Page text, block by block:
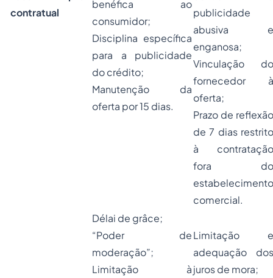
contratual
benéfica ao
consumidor;
Disciplina específica
para a publicidade
do crédito;
Manutenção da
oferta por 15 dias.
publicidade
abusiva e
enganosa;
Vinculação do
fornecedor à
oferta;
Prazo de reflexão
de 7 dias restrito
à contratação
fora do
estabelecimento
comercial.
Délai de grâce;
“Poder de
moderação”;
Limitação à
Limitação e
adequação dos
juros de mora;